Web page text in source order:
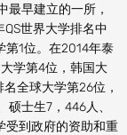
最早建立的一所，
世界大学排名中
第1位。在2014年泰
学第4位，韩国大
全球大学第26位，
士生7，446人、
受到政府的资助和重